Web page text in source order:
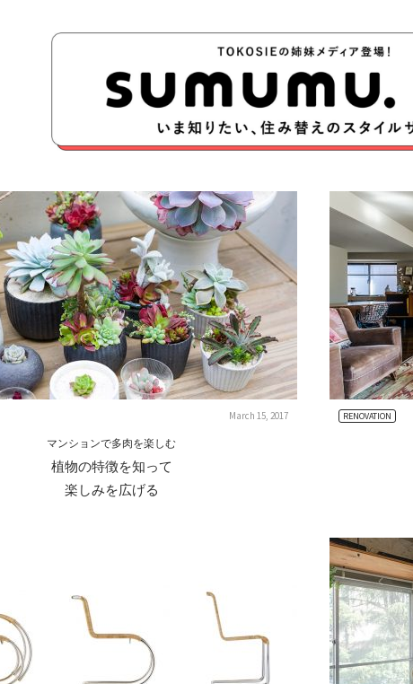
March 15, 2017
マンションで多肉を楽しむ
植物の特徴を知って
楽しみを広げる
RENOVATION